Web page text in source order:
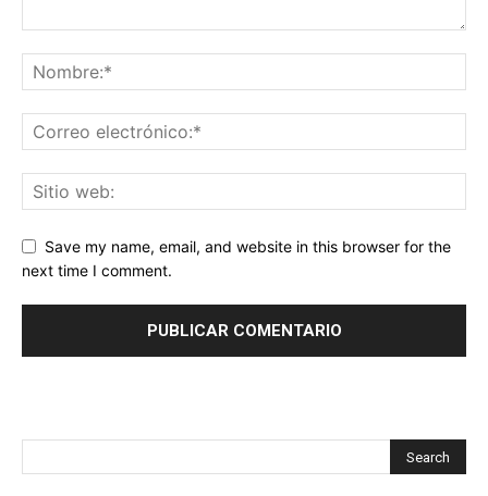
Save my name, email, and website in this browser for the
next time I comment.